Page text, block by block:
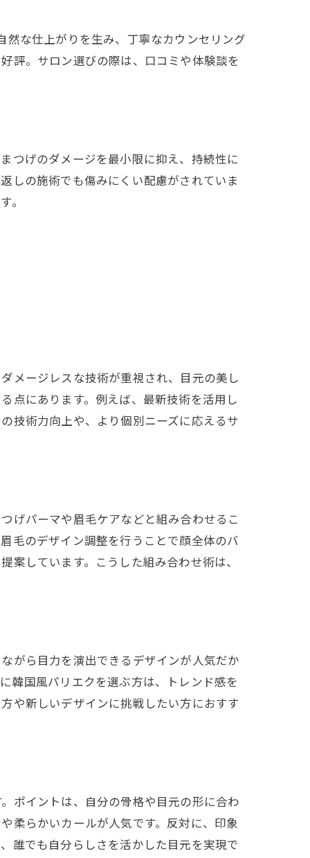
な仕上がりを生み、丁寧なカウンセリング
評。サロン選びの際は、口コミや体験談を
つげのダメージを最小限に抑え、持続性に
しの施術でも傷みにくい配慮がされていま
。
メージレスな技術が重視され、目元の美し
点にあります。例えば、最新技術を活用し
技術力向上や、より個別ニーズに応えるサ
げパーマや眉毛ケアなどと組み合わせるこ
毛のデザイン調整を行うことで顔全体のバ
しています。こうした組み合わせ術は、
がら目力を演出できるデザインが人気だか
韓国風パリエクを選ぶ方は、トレンド感を
や新しいデザインに挑戦したい方におすす
ポイントは、自分の骨格や目元の形に合わ
柔らかいカールが人気です。反対に、印象
誰でも自分らしさを活かした目元を実現で